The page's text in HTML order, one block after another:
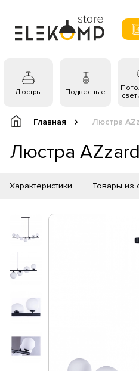
Люстры Подвесные
Главная Люстра
Люстра
Характеристики Товары из